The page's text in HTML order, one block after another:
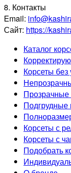
8. Контакты
Email:
Сайт: https://
Каталог
Корсеты без
Прозрачные
Подгрудные
Корсеты с
Корсеты с
Подобрать